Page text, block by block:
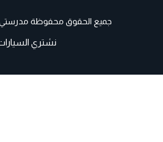
جميع الحقوق محفوظة مدرستي
نشتري